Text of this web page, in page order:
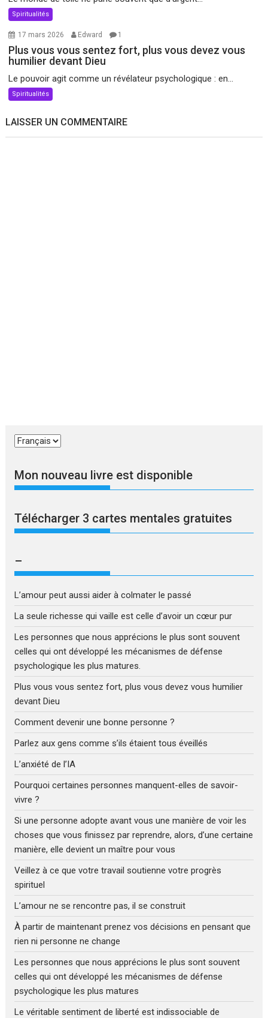
Spiritualités
17 mars 2026 Edward 1
Plus vous vous sentez fort, plus vous devez vous
humilier devant Dieu
Le pouvoir agit comme un révélateur psychologique : en...
Spiritualités
LAISSER UN COMMENTAIRE
Choisir
langue
Mon nouveau livre est disponible
Télécharger 3 cartes mentales gratuites
–
L’amour peut aussi aider à colmater le passé
La seule richesse qui vaille est celle d’avoir un cœur pur
Les personnes que nous apprécions le plus sont souvent
celles qui ont développé les mécanismes de défense
psychologique les plus matures.
Plus vous vous sentez fort, plus vous devez vous humilier
devant Dieu
Comment devenir une bonne personne ?
Parlez aux gens comme s’ils étaient tous éveillés
L’anxiété de l’IA
Pourquoi certaines personnes manquent-elles de savoir-
vivre ?
Si une personne adopte avant vous une manière de voir les
choses que vous finissez par reprendre, alors, d’une certaine
manière, elle devient un maître pour vous
Veillez à ce que votre travail soutienne votre progrès
spirituel
L’amour ne se rencontre pas, il se construit
À partir de maintenant prenez vos décisions en pensant que
rien ni personne ne change
Les personnes que nous apprécions le plus sont souvent
celles qui ont développé les mécanismes de défense
psychologique les plus matures
Le véritable sentiment de liberté est indissociable de